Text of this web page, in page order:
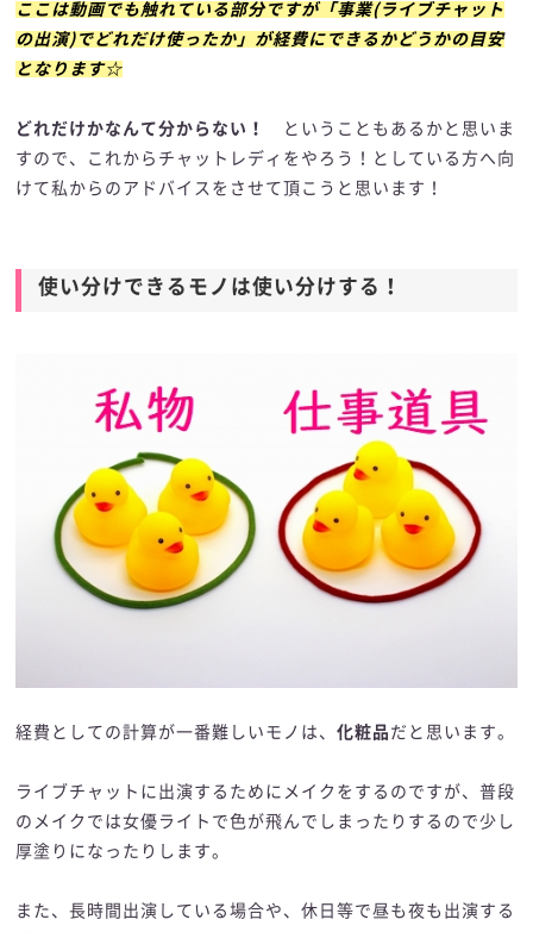
ここは動画でも触れている部分ですが「事業(ライブチャット
の出演)でどれだけ使ったか」が経費にできるかどうかの目安
となります☆
どれだけかなんて分からない！
ということもあるかと思いま
すので、これからチャットレディをやろう！としている方へ向
けて私からのアドバイスをさせて頂こうと思います！
使い分けできるモノは使い分けする！
経費としての計算が一番難しいモノは、化粧品 だと思います。
ライブチャットに出演するためにメイクをするのですが、普段
のメイクでは女優ライトで色が飛んでしまったりするので少し
厚塗りになったりします。
また、長時間出演している場合や、休日等で昼も夜も出演する